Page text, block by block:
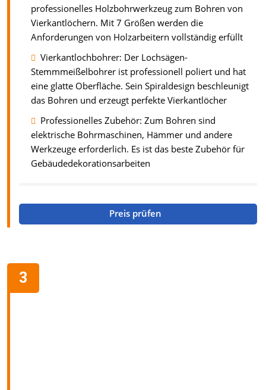
professionelles Holzbohrwerkzeug zum Bohren von
Vierkantlöchern. Mit 7 Größen werden die
Anforderungen von Holzarbeitern vollständig erfüllt
Vierkantlochbohrer: Der Lochsägen-
Stemmmeißelbohrer ist professionell poliert und hat
eine glatte Oberfläche. Sein Spiraldesign beschleunigt
das Bohren und erzeugt perfekte Vierkantlöcher
Professionelles Zubehör: Zum Bohren sind
elektrische Bohrmaschinen, Hämmer und andere
Werkzeuge erforderlich. Es ist das beste Zubehör für
Gebäudedekorationsarbeiten
Preis prüfen